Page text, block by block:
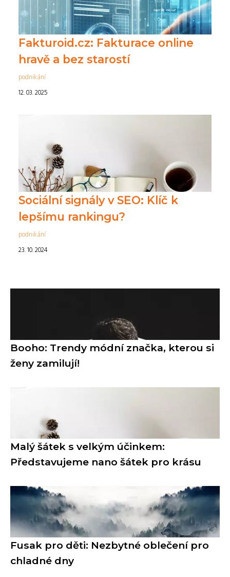
Fakturoid.cz: Fakturace online
hravě a bez starostí
podnikání
12. 03. 2025
Sociální signály v SEO: Klíč k
lepšímu rankingu?
podnikání
23. 10. 2024
Booho: Trendy módní značka, kterou si
ženy zamilují!
Malý šátek s velkým účinkem:
Představujeme nano šátek pro krásu
Fusak pro děti: Nezbytné oblečení pro
chladné dny